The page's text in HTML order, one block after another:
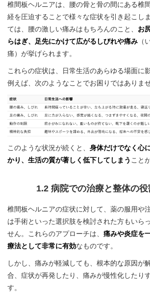
椎間板ヘルニアは、腰の骨と骨の間にある椎
経を圧迫することで様々な症状を引き起こし
ては、腰の激しい痛みはもちろんのこと、 お
らはぎ、足先にかけて広がるしびれや痛み （
痛）が挙げられます。
これらの症状は、日常生活のあらゆる場面に
例えば、次のようなことでお困りではありませ
このような状況が続くと、 身体だけでなく心
かり、生活の質が著しく低下してしまう こと
1.2 病院での治療と整体の
椎間板ヘルニアの症状に対して、薬の服用や
は手術といった選択肢を検討された方もいら
せん。これらのアプローチは、 痛みや炎症を
療法として非常に有効なものです。
しかし、痛みが軽減しても、根本的な原因が
合、症状が再発したり、痛みが慢性化したり
す。